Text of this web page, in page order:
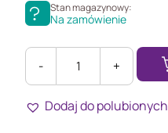
Stan magazynowy:
Na zamówienie
-
DS-
D5019QE-
+
Dodaj do polubionych